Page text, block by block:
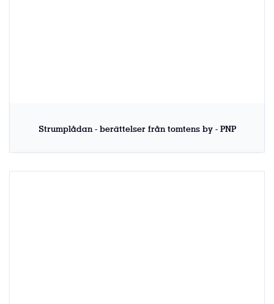
Strumplådan - berättelser från tomtens by - PNP